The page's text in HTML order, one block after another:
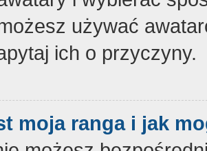
używać
ich o przyczyny.
moja ranga i jak